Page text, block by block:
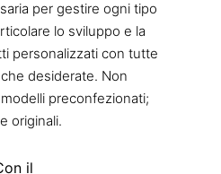
per gestire ogni tipo
lo sviluppo e la
personalizzati con tutte
desiderate. Non
preconfezionati;
originali.